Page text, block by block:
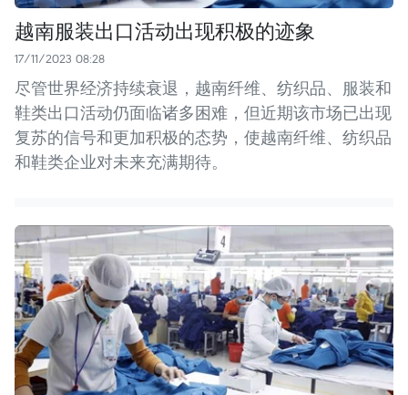
越南服装出口活动出现积极的迹象
17/11/2023 08:28
尽管世界经济持续衰退，越南纤维、纺织品、服装和
鞋类出口活动仍面临诸多困难，但近期该市场已出现
复苏的信号和更加积极的态势，使越南纤维、纺织品
和鞋类企业对未来充满期待。